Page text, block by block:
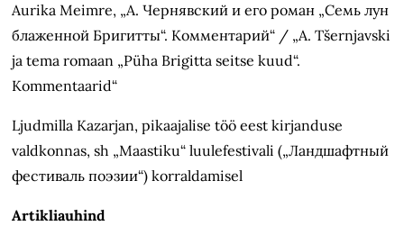
Aurika Meimre, „А. Чернявский и его роман „Семь лун
блаженной Бригитты“. Комментарий“ / „A. Tšernjavski
ja tema romaan „Püha Brigitta seitse kuud“.
Kommentaarid“
Ljudmilla Kazarjan, pikaajalise töö eest kirjanduse
valdkonnas, sh „Maastiku“ luulefestivali („Ландшафтный
фестиваль поэзии“) korraldamisel
Artikliauhind